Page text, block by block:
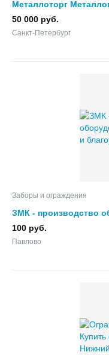
Металлоторг
50 000 руб.
Санкт-Петербург
Заборы и ограждения
ЗМК - производство
благоустройства
100 руб.
Павлово